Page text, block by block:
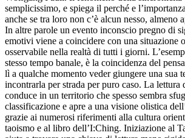
semplicissimo, e spiega il perché e
anche se tra loro non c’è alcun nesso, almeno
In altre parole un evento inconscio pregno di
emotivi viene a coincidere con una situazione
osservabile nella realtà di tutti i giorni.
stesso tempo banale, è la coincidenza del
lì a qualche momento veder giungere una sua
incontrarla per strada per puro caso. La lettura
conduce in un territorio che spesso sembra
classificazione e apre a una visione olistica
grazie ai numerosi riferimenti alla cultura
taoismo e al libro dell’I:Ching. Iniziazione al